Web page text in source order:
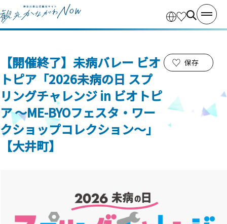
【開催終了】未病バレー ビオ
トピア「2026未病の日 スプ
リングチャレンジ in ビオトピ
ア ～ME-BYOフェスタ・ワー
クショップコレクション～」
【大井町】
保存